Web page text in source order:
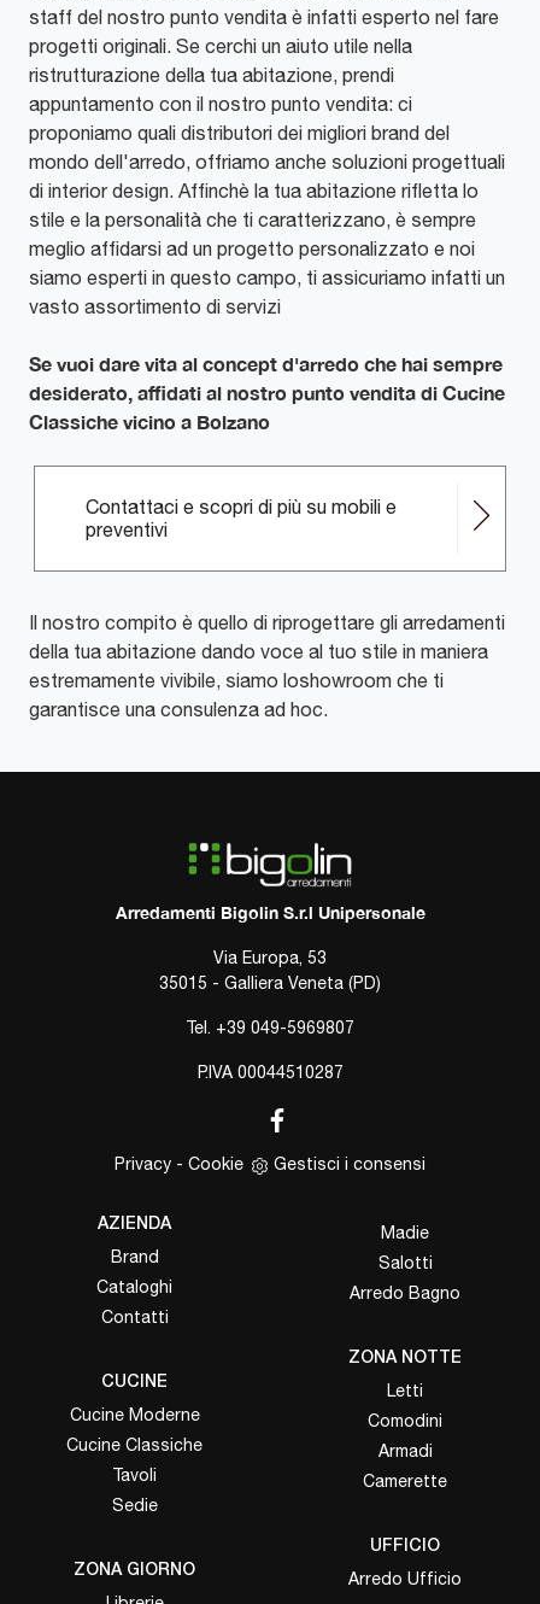
staff del nostro punto vendita è infatti esperto nel fare
progetti originali. Se cerchi un aiuto utile nella
ristrutturazione della tua abitazione, prendi
appuntamento con il nostro punto vendita: ci
proponiamo quali distributori dei migliori brand del
mondo dell'arredo, offriamo anche soluzioni progettuali
di interior design. Affinchè la tua abitazione rifletta lo
stile e la personalità che ti caratterizzano, è sempre
meglio affidarsi ad un progetto personalizzato e noi
siamo esperti in questo campo, ti assicuriamo infatti un
vasto assortimento di servizi
Se vuoi dare vita al concept d'arredo che hai sempre
desiderato, affidati al nostro punto vendita di Cucine
Classiche vicino a Bolzano
Contattaci e scopri di più su mobili e
preventivi
Il nostro compito è quello di riprogettare gli arredamenti
della tua abitazione dando voce al tuo stile in maniera
estremamente vivibile, siamo loshowroom che ti
garantisce una consulenza ad hoc.
Arredamenti Bigolin S.r.l Unipersonale
Via Europa, 53
35015 - Galliera Veneta (PD)
Tel. +39 049-5969807
P.IVA 00044510287
Privacy - Cookie Gestisci i consensi
AZIENDA
Brand
Cataloghi
Contatti
CUCINE
Cucine Moderne
Cucine Classiche
Tavoli
Sedie
ZONA GIORNO
Madie
Salotti
Arredo Bagno
ZONA NOTTE
Letti
Comodini
Armadi
Camerette
UFFICIO
Arredo Ufficio